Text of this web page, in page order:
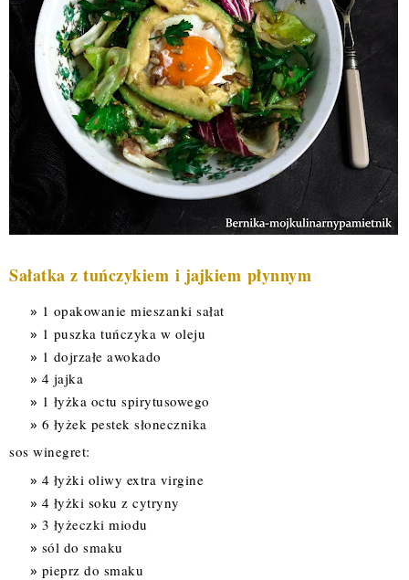
Sałatka z tuńczykiem i jajkiem płynnym
1 opakowanie mieszanki sałat
1 puszka tuńczyka w oleju
1 dojrzałe awokado
4 jajka
1 łyżka octu spirytusowego
6 łyżek pestek słonecznika
sos winegret:
4 łyżki oliwy extra virgine
4 łyżki soku z cytryny
3 łyżeczki miodu
sól do smaku
pieprz do smaku